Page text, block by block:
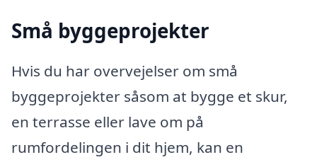
Små byggeprojekter
Hvis du har overvejelser om små
byggeprojekter såsom at bygge et skur,
en terrasse eller lave om på
rumfordelingen i dit hjem, kan en